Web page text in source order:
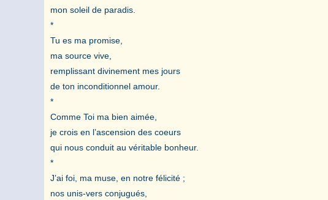
mon soleil de paradis.
*
Tu es ma promise,
ma source vive,
remplissant divinement mes jours
de ton inconditionnel amour.
*
Comme Toi ma bien aimée,
je crois en l’ascension des coeurs
qui nous conduit au véritable bonheur.
*
J’ai foi, ma muse, en notre félicité ;
nos unis-vers conjugués,